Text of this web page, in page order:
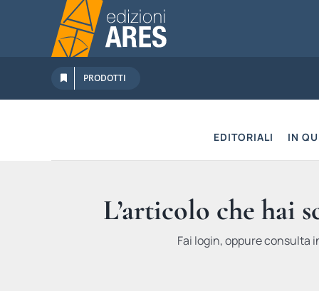
contenuto
PRODOTTI
EDITORIALI IN
L’articolo che hai
Fai login, oppure consulta